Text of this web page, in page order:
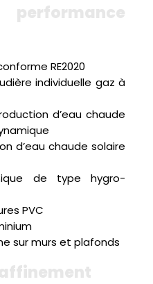
RE2020
individuelle gaz à
d’eau chaude
d’eau chaude solaire
de type hygro-
PVC
sur murs et plafonds